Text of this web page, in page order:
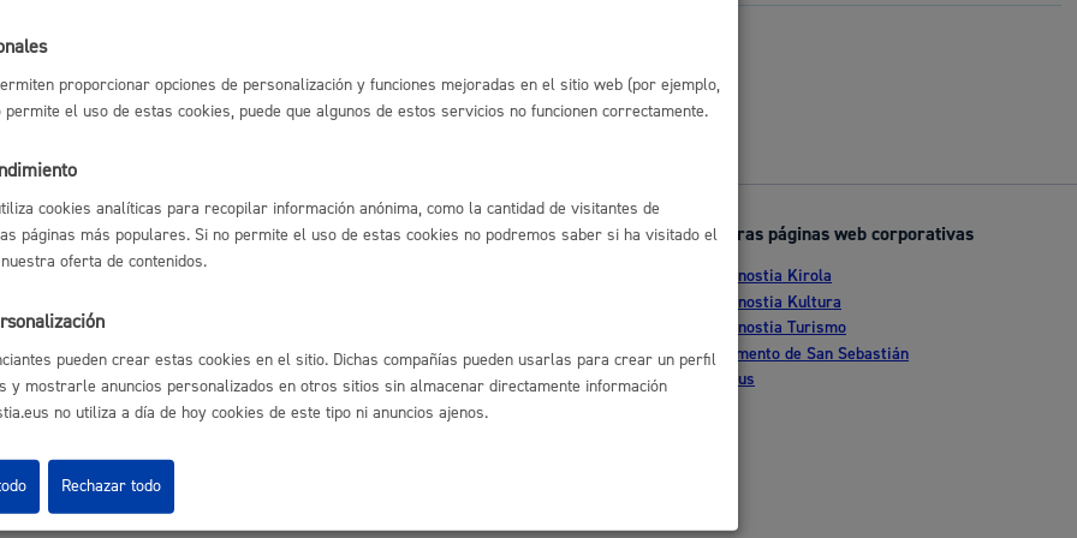
índice Volver atrás
Enlaces útiles
Mapas - GeoDonostia
Sala de prensa
Mapa web
Otras páginas web corporativas
Donostia Kirola
Donostia Kultura
Donostia Turismo
Fomento de San Sebastián
Dbus
proporcionar opciones de personalización y funciones mejoradas en el sitio web (por ejemplo,
permite el uso de estas cookies, puede que algunos de estos servicios no funcionen correctamente.
cookies analíticas para recopilar información anónima, como la cantidad de visitantes de
páginas más populares. Si no permite el uso de estas cookies no podremos saber si ha visitado el
oferta de contenidos.
pueden crear estas cookies en el sitio. Dichas compañías pueden usarlas para crear un perfil
y mostrarle anuncios personalizados en otros sitios sin almacenar directamente información
no utiliza a día de hoy cookies de este tipo ni anuncios ajenos.
Rechazar todo